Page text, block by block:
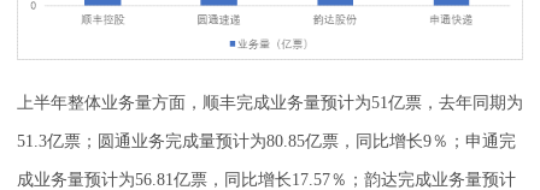
上半年整体业务量方面，顺丰完成业务量预计为51亿票，去年同期为
51.3亿票；圆通业务完成量预计为80.85亿票，同比增长9％；申通完
成业务量预计为56.81亿票，同比增长17.57％；韵达完成业务量预计